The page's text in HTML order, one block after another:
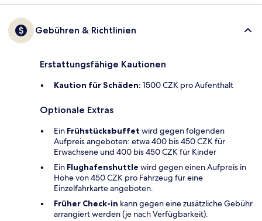
Gebühren & Richtlinien
Erstattungsfähige Kautionen
Kaution für Schäden: 1500 CZK pro Aufenthalt
Optionale Extras
Ein Frühstücksbuffet wird gegen folgenden
Aufpreis angeboten: etwa 400 bis 450 CZK für
Erwachsene und 400 bis 450 CZK für Kinder
Ein Flughafenshuttle wird gegen einen Aufpreis in
Höhe von 450 CZK pro Fahrzeug für eine
Einzelfahrkarte angeboten.
Früher Check-in kann gegen eine zusätzliche Gebühr
arrangiert werden (je nach Verfügbarkeit).